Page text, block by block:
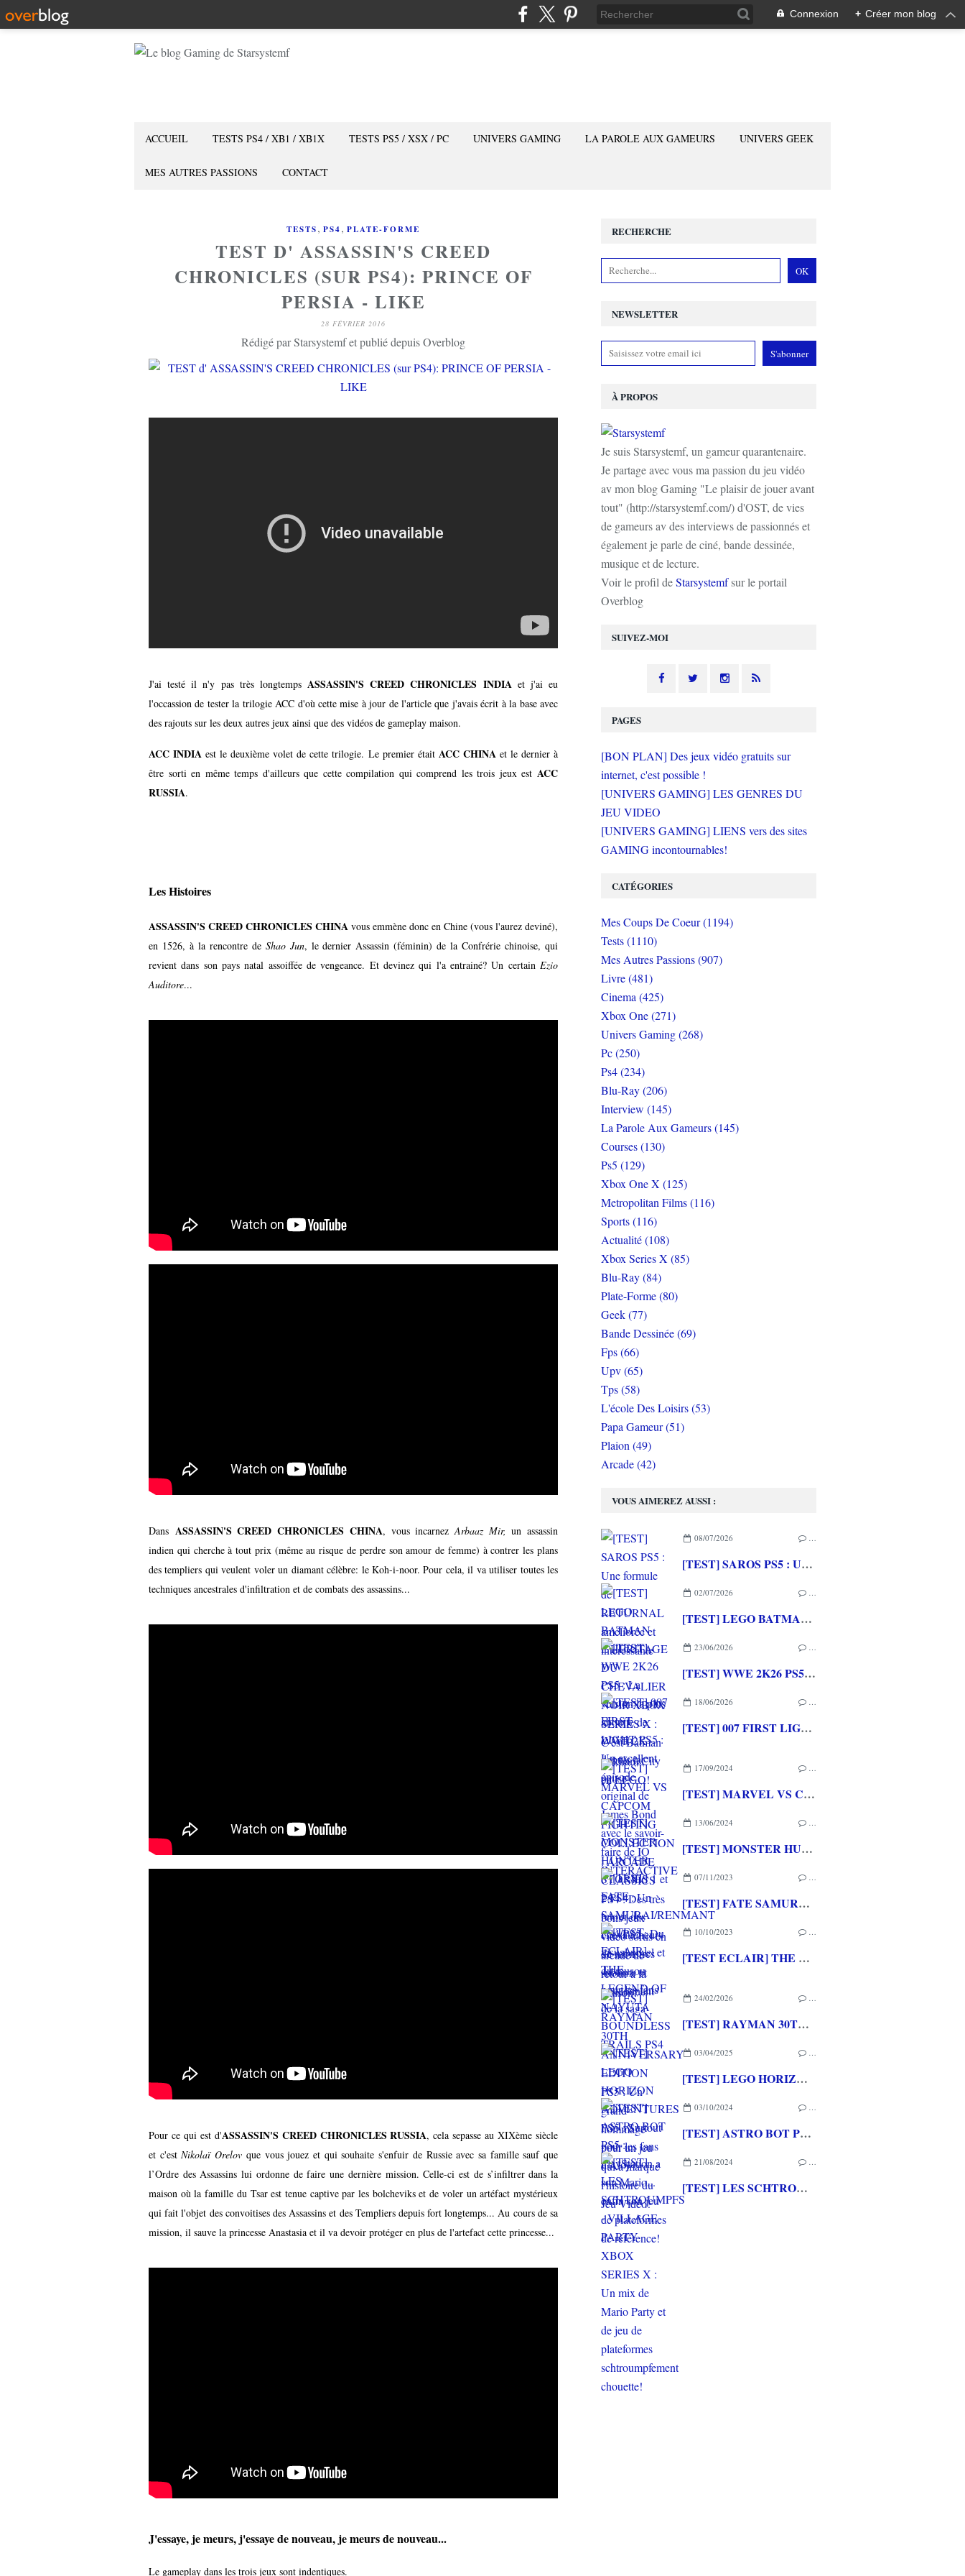
Connexion + Créer mon blog
ACCUEIL TESTS PS4 / XB1 / XB1X TESTS PS5 / XSX / PC UNIVERS GAMING LA PAROLE AUX GAMEURS UNIVERS GEEK
MES AUTRES PASSIONS CONTACT
TESTS, PS4, PLATE-FORME
TEST D' ASSASSIN'S CREED
CHRONICLES (SUR PS4): PRINCE OF
PERSIA - LIKE
28 FÉVRIER 2016
Rédigé par Starsystemf et publié depuis Overblog
J'ai testé il n'y pas très longtemps ASSASSIN'S CREED CHRONICLES INDIA et j'ai eu
l'occassion de tester la trilogie ACC d'où cette mise à jour de l'article que j'avais écrit à la base avec
des rajouts sur les deux autres jeux ainsi que des vidéos de gameplay maison.
ACC INDIA est le deuxième volet de cette trilogie. Le premier était ACC CHINA et le dernier à
être sorti en même temps d'ailleurs que cette compilation qui comprend les trois jeux est ACC
RUSSIA.
Les Histoires
ASSASSIN'S CREED CHRONICLES CHINA vous emmène donc en Chine (vous l'aurez deviné),
en 1526, à la rencontre de Shao Jun, le dernier Assassin (féminin) de la Confrérie chinoise, qui
revient dans son pays natal assoiffée de vengeance. Et devinez qui l'a entrainé? Un certain Ezio
Auditore...
Dans ASSASSIN'S CREED CHRONICLES CHINA, vous incarnez Arbaaz Mir, un assassin
indien qui cherche à tout prix (même au risque de perdre son amour de femme) à contrer les plans
des templiers qui veulent voler un diamant célèbre: le Koh-i-noor. Pour cela, il va utiliser toutes les
techniques ancestrales d'infiltration et de combats des assassins...
Pour ce qui est d'ASSASSIN'S CREED CHRONICLES RUSSIA, cela sepasse au XIXème siècle
et c'estNikolaï Orelov que vous jouez et qui souhaite s'enfuir de Russie avec sa famille sauf que
l’Ordre des Assassins lui ordonne de faire une dernière mission. Celle-ci est de s’infiltrer dans la
maison où la famille du Tsar est tenue captive par les bolcheviks et de voler un artéfact mystérieux
qui fait l'objet des convoitises des Assassins et des Templiers depuis fort longtemps... Au cours de sa
mission, il sauve la princesse Anastasia et il va devoir protéger en plus de l'artefact cette princesse...
J'essaye, je meurs, j'essaye de nouveau, je meurs de nouveau...
Le gameplay dans les trois jeux sont indentiques.
NEWSLETTER
SUIVEZ-MOI
RECHERCHE
À PROPOS
Je suis Starsystemf, un gameur quarantenaire.
Je partage avec vous ma passion du jeu vidéo
av mon blog Gaming "Le plaisir de jouer avant
tout" (http://starsystemf.com/) d'OST, de vies
de gameurs av des interviews de passionnés et
également je parle de ciné, bande dessinée,
musique et de lecture.
Voir le profil deStarsystemfsur le portail
Overblog
VOUS AIMEREZ AUSSI :
08/07/2026 …
[TEST] SAROS PS5 : Une formule de RETURNAL améliorée et interessante
02/07/2026 …
[TEST] LEGO BATMAN L'HERITAGE DU CHEVALIER NOIR XBOX SERIES X : C'est Batman Arkham City en LEGO!
23/06/2026 …
[TEST] WWE 2K26 PS5 : La version la plus aboutie de WWE 2K depuis la pause
18/06/2026 …
[TEST] 007 FIRST LIGHT PS5 : Un excellent épisode original de James Bond avec le savoir-faire de IO INTERACTIVE
17/09/2024 …
[TEST] MARVEL VS CAPCOM FIGHTING COLLECTION : ARCADE CLASSICS PS4 : Des très bons jeux vidéo sortis en arcade de retour à la maison!
13/06/2024 …
[TEST] MONSTER HUNTER STORIES 1 et 2 PS4 : Un retour des chevaucheurs de monstres sublime et passionnant
07/11/2023 …
[TEST] FATE SAMURAI/RENMANT PS4/PS5 : Du visual novel et du musou pour les fans de la saga
10/10/2023 …
[TEST ECLAIR] THE LEGEND OF NAYUTA BOUNDLESS TRAILS PS4
24/02/2026 …
[TEST] RAYMAN 30TH ANNIVERSARY EDITION PS5 : Un grand hommage pour un jeu qui a marqué l'histoire du Jeu Vidéo!
03/04/2025 …
[TEST] LEGO HORIZON ADVENTURES PS5 : Surtout pour les fans d'Aloy
03/10/2024 …
[TEST] ASTRO BOT PS5 : PlayStation a son Mario... enfin son jeu de plateformes de référence!
21/08/2024 …
[TEST] LES SCHTROUMPFS - VILLAGE PARTY XBOX SERIES X : Un mix de Mario Party et de jeu de plateformes schtroumpfement chouette!
PAGES
[BON PLAN] Des jeux vidéo gratuits sur
internet, c'est possible !
[UNIVERS GAMING] LES GENRES DU
JEU VIDEO
[UNIVERS GAMING] LIENS vers des sites
GAMING incontournables!
CATÉGORIES
Mes Coups De Coeur (1194)
Tests (1110)
Mes Autres Passions (907)
Livre (481)
Cinema (425)
Xbox One (271)
Univers Gaming (268)
Pc (250)
Ps4 (234)
Blu-Ray (206)
Interview (145)
La Parole Aux Gameurs (145)
Courses (130)
Ps5 (129)
Xbox One X (125)
Metropolitan Films (116)
Sports (116)
Actualité (108)
Xbox Series X (85)
Blu-Ray (84)
Plate-Forme (80)
Geek (77)
Bande Dessinée (69)
Fps (66)
Upv (65)
Tps (58)
L'école Des Loisirs (53)
Papa Gameur (51)
Plaion (49)
Arcade (42)